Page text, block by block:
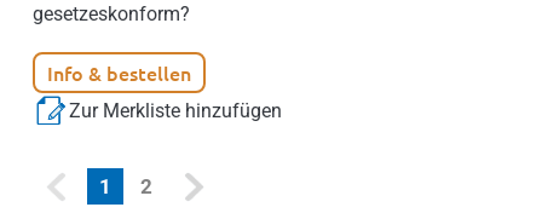
gesetzeskonform?
Info & bestellen
Zur Merkliste hinzufügen
1 (current)
2